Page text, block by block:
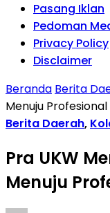
Pasang Iklan
Pedoman
Privacy Policy
Disclaimer
Beranda Berita
Menuju Profesional
Berita Daerah,
Pra UKW
Menuju